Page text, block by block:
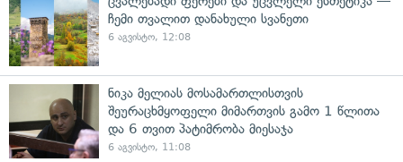
ჩემი თვალით დანახული სვანეთი
6 აგვისტო, 12:08
ნიკა მელიას მოსამართლისთვის
შეურაცხმყოფელი მიმართვის გამო 1 წლითა
და 6 თვით პატიმრობა მიესაჯა
6 აგვისტო, 11:08